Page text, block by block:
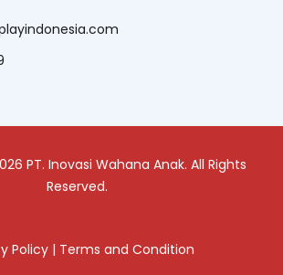
PT. Inovasi Wahana Anak. All Rights
Reserved.
Policy | Terms and Condition